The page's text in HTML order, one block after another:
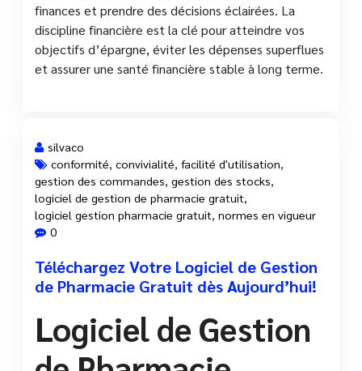
finances et prendre des décisions éclairées. La
discipline financière est la clé pour atteindre vos
objectifs d’épargne, éviter les dépenses superflues
et assurer une santé financière stable à long terme.
26 Fév, 2025
silvaco
conformité convivialité facilité d'utilisation
gestion des commandes gestion des stocks
logiciel de gestion de pharmacie gratuit
logiciel gestion pharmacie gratuit normes en vigueur
0
Téléchargez Votre Logiciel de Gestion
de Pharmacie Gratuit dès Aujourd’hui!
Logiciel de Gestion